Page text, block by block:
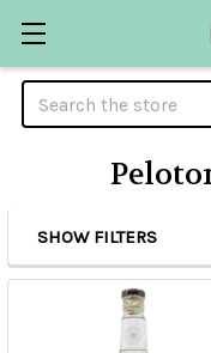
Search
Sidebar
SHOW FILTERS